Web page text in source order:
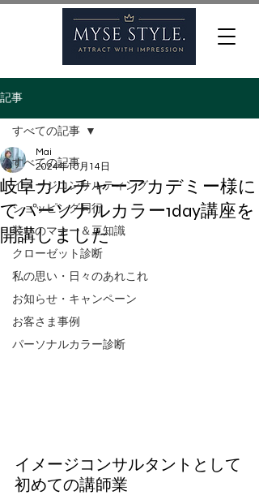
記事
すべての記事
イメージコンサルティング
ショッピング同行
装いのマナー＆豆知識
クローゼット診断
私の思い・日々のあれこれ
お知らせ・キャンペーン
お客さま事例
パーソナルカラー診断
すべての記事
岐阜カルチャーアカデミー様に
てパーソナルカラー1day講座を
開講しました
Mai
2024年10月14日
イメージコンサルタントとして
初めての講師業